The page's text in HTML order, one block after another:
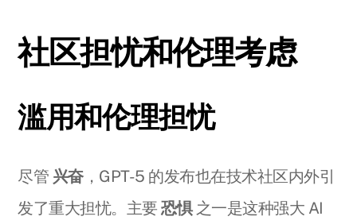
社区担忧和伦理考虑
滥用和伦理担忧
尽管 兴奋，GPT-5 的发布也在技术社区内外引
发了重大担忧。主要恐惧之一是这种强大 AI